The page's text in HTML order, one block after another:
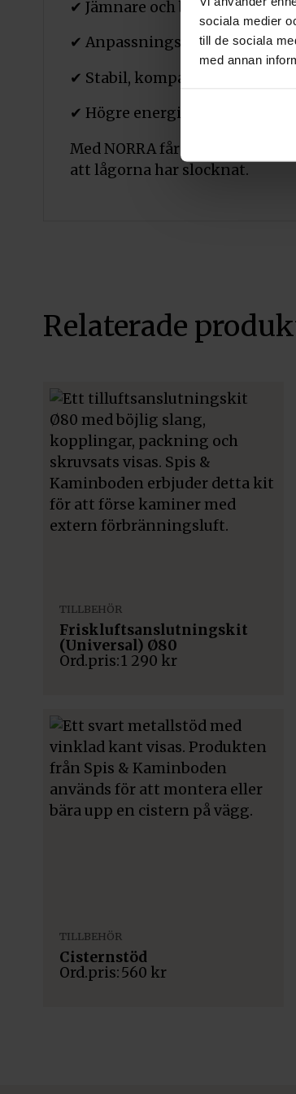
sociala medier
till de sociala
med annan
✔ Jämnare och behagligare
✔ Anpassningsbar höjd och
✔ Stabil, kompakt och
✔ Högre energieffektivitet och
Med NORRA får du inte bara
att lågorna har slocknat.
Relaterade
TILLBEHÖR
Friskluftsanslutningskit
(Universal) Ø80
1 290 kr
TILLBEHÖR
Cisternstöd
560 kr